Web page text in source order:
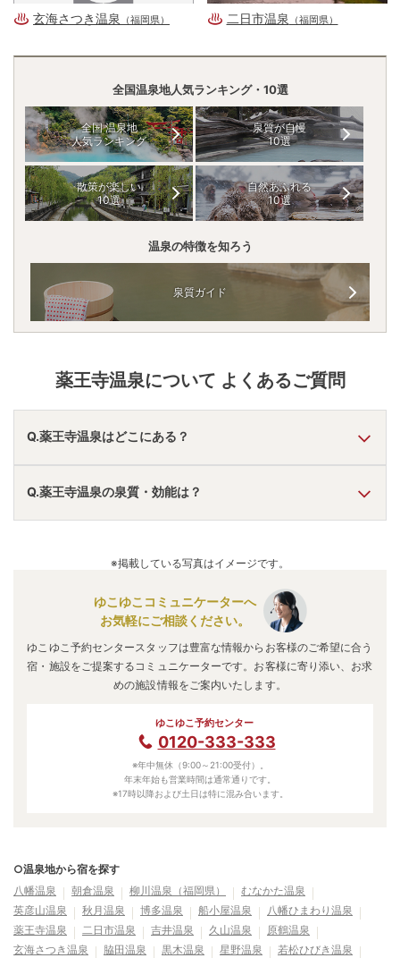
玄海さつき温泉 （福岡県） 二日市温泉 （福岡県）
全国温泉地人気ランキング・10選
全国 温泉地
人気ランキング
泉質が自慢
10選
散策が楽しい
10選
自然あふれる
10選
温泉の特徴を知ろう
泉質ガイド
薬王寺温泉について よくあるご質問
Q.薬王寺温泉はどこにある？
A. 薬王寺温泉 は、福岡県古賀市薬王寺
車でお越しの方は、古賀ICから車で約10分。
電車でお越しの方は、古賀駅からバスで約20分「薬王寺」
Q.薬王寺温泉の泉質・効能は？
痛、胃腸病、美肌などと言われています。
※掲載している写真はイメージです。
ゆこゆこコミュニケーターへ
お気軽にご相談ください。
ゆこゆこ予約センタースタッフは豊富な情報からお客様のご希望に合う
宿・施設をご提案するコミュニケーターです。お客様に寄り添い、お求
めの施設情報をご案内いたします。
ゆこゆこ予約センター
0120-333-333
※年中無休（9:00～21:00受付）。
年末年始も営業時間は通常通りです。
※17時以降および土日は特に混み合います。
○温泉地から宿を探す
八幡温泉
朝倉温泉 柳川温泉（福岡県）
むなかた温泉
英彦山温泉
秋月温泉 博多温泉 船小屋温泉
八幡ひまわり温泉
薬王寺温泉
二日市温泉 吉井温泉 久山温泉
原鶴温泉
玄海さつき温泉
脇田温泉 黒木温泉 星野温泉
若松ひびき温泉